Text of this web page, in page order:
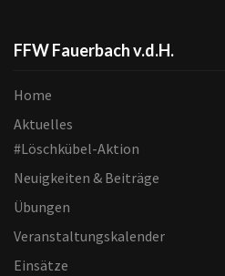
FFW Fauerbach v.d.H.
Home
Aktuelles
#Löschkübel-Aktion
Neuigkeiten & Beiträge
Übungen
Veranstaltungskalender
Einsätze